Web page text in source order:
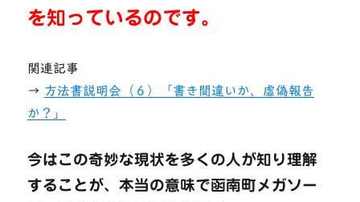
を知っているのです。
関連記事
→ 方法書説明会（６）「書き間違いか、虚偽報告
か？」
今はこの奇妙な現状を多くの人が知り理解
することが、本当の意味で函南町メガソー